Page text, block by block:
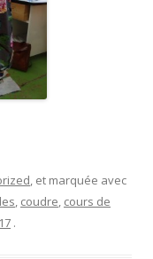
, et marquée avec
coudre cours de
.